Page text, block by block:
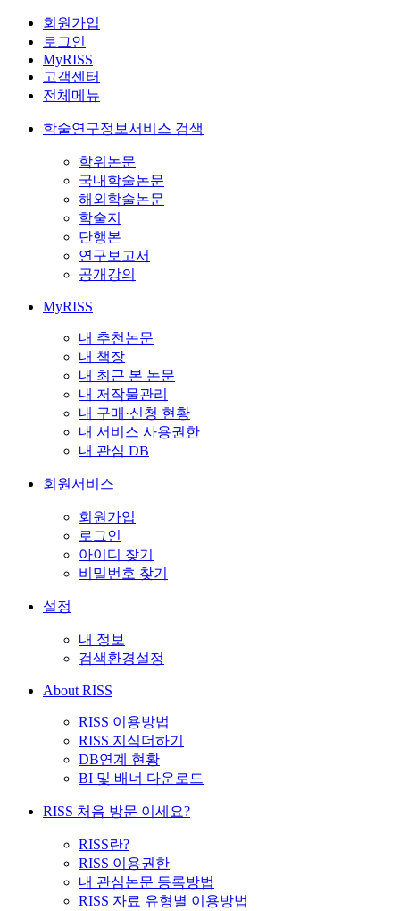
회원가입
로그인
MyRISS
고객센터
전체메뉴
학술연구정보서비스 검색
학위논문
국내학술논문
해외학술논문
학술지
단행본
연구보고서
공개강의
MyRISS
내 추천논문
내 책장
내 최근 본 논문
내 저작물관리
내 구매·신청 현황
내 서비스 사용권한
내 관심 DB
회원서비스
회원가입
로그인
아이디 찾기
비밀번호 찾기
설정
내 정보
검색환경설정
About RISS
RISS 이용방법
RISS 지식더하기
DB연계 현황
BI 및 배너 다운로드
RISS 처음 방문 이세요?
RISS란?
RISS 이용권한
내 관심논문 등록방법
RISS 자료 유형별 이용방법